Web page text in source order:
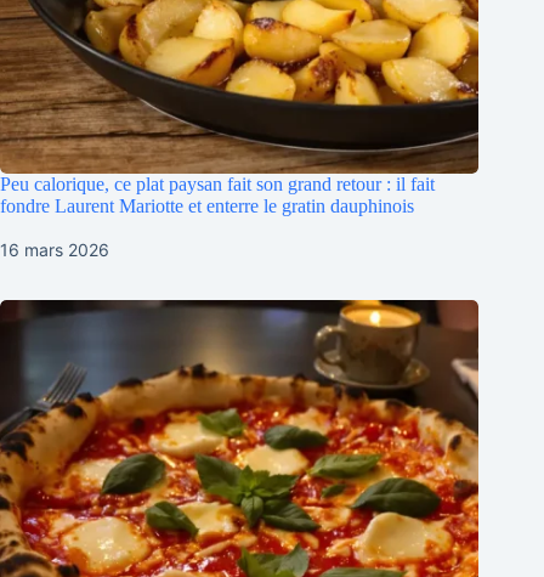
Peu calorique, ce plat paysan fait son grand retour : il fait
fondre Laurent Mariotte et enterre le gratin dauphinois
16 mars 2026